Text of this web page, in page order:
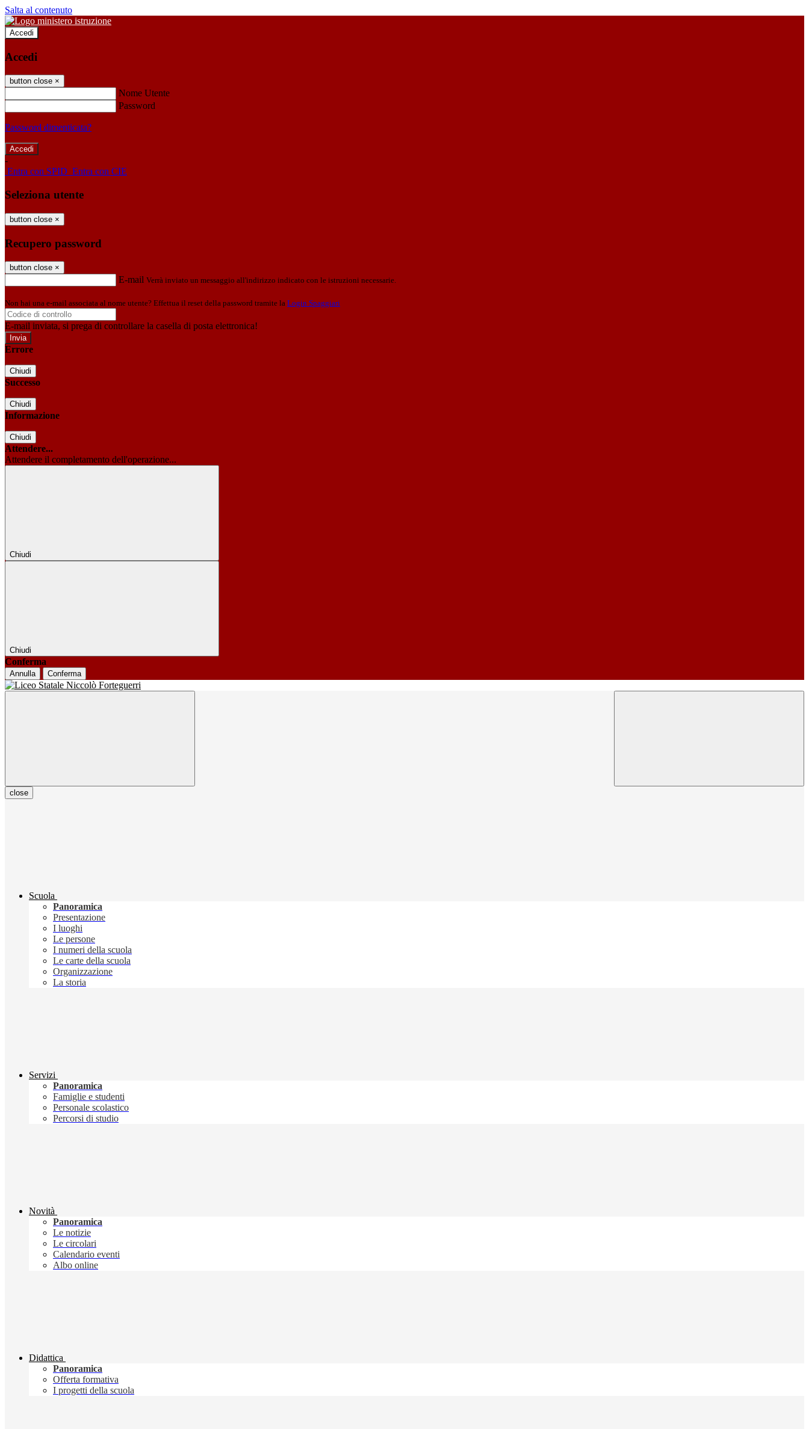
Salta al contenuto
Accedi
Accedi
button close ×
Nome Utente
Password
Password dimenticata?
-
Entra con SPID Entra con CIE
Seleziona utente
button close ×
Recupero password
button close ×
E-mail Verrà inviato un messaggio all'indirizzo indicato con le istruzioni necessarie.
Non hai una e-mail associata al nome utente? Effettua il reset della password tramite la Login Spaggiari
E-mail inviata, si prega di controllare la casella di posta elettronica!
Errore
Chiudi
Successo
Chiudi
Informazione
Chiudi
Attendere...
Attendere il completamento dell'operazione...
Chiudi
Chiudi
Conferma
Annulla Conferma
close
Scuola
Panoramica
Presentazione
I luoghi
Le persone
I numeri della scuola
Le carte della scuola
Organizzazione
La storia
Servizi
Panoramica
Famiglie e studenti
Personale scolastico
Percorsi di studio
Novità
Panoramica
Le notizie
Le circolari
Calendario eventi
Albo online
Didattica
Panoramica
Offerta formativa
I progetti della scuola